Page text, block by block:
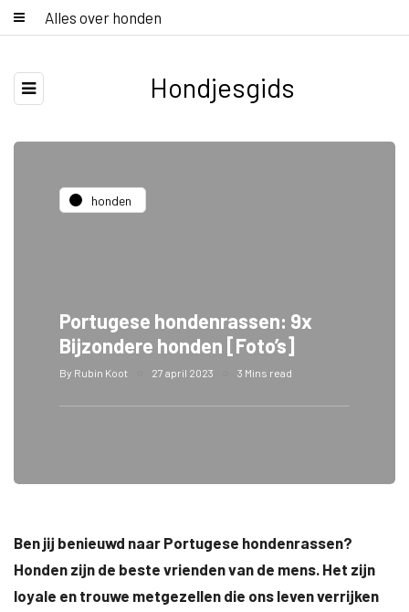
Alles over honden
Hondjesgids
honden
Portugese hondenrassen: 9x
Bijzondere honden [Foto’s]
By Rubin Koot 27 april 2023 3 Mins read
Ben jij benieuwd naar Portugese hondenrassen?
Honden zijn de beste vrienden van de mens. Het zijn
loyale en trouwe metgezellen die ons leven verrijken